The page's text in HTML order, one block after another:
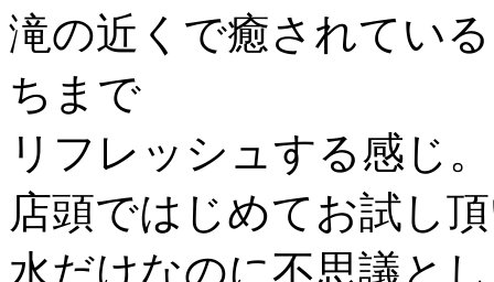
滝の近くで癒されてい
ちまで
リフレッシュする感じ。
店頭ではじめてお試し
水だけなのに不思議と